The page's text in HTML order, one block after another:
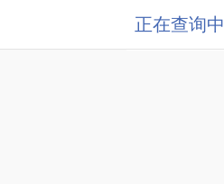
正在查询中